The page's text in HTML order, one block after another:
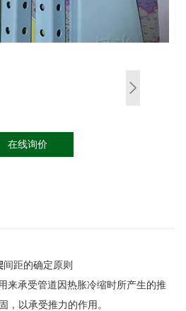
在线询价
间距的确定原则
来承受管道因热胀冷缩时所产生的推
，以承受推力的作用。